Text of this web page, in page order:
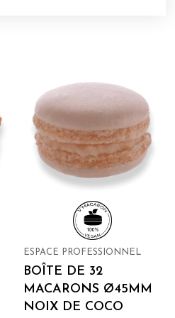
ESPACE PROFESSIONNEL
BOÎTE DE 32
MACARONS Ø45MM
NOIX DE COCO